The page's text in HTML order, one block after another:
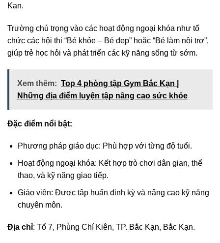
Kạn.
Trường chú trọng vào các hoạt động ngoại khóa như tổ
chức các hội thi “Bé khỏe – Bé đẹp” hoặc “Bé làm nội trợ”,
giúp trẻ học hỏi và phát triển các kỹ năng sống từ sớm.
Xem thêm: Top 4 phòng tập Gym Bắc Kạn |
Những địa điểm luyện tập nâng cao sức khỏe
Đặc điểm nổi bật:
Phương pháp giáo dục: Phù hợp với từng độ tuổi.
Hoạt động ngoại khóa: Kết hợp trò chơi dân gian, thể
thao, và kỹ năng giao tiếp.
Giáo viên: Được tập huấn định kỳ và nâng cao kỹ năng
chuyên môn.
Địa chỉ: Tổ 7, Phùng Chí Kiên, TP. Bắc Kạn, Bắc Kạn.